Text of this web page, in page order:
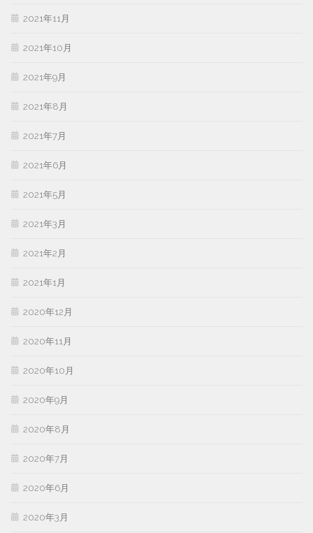
2021年11月
2021年10月
2021年9月
2021年8月
2021年7月
2021年6月
2021年5月
2021年3月
2021年2月
2021年1月
2020年12月
2020年11月
2020年10月
2020年9月
2020年8月
2020年7月
2020年6月
2020年3月